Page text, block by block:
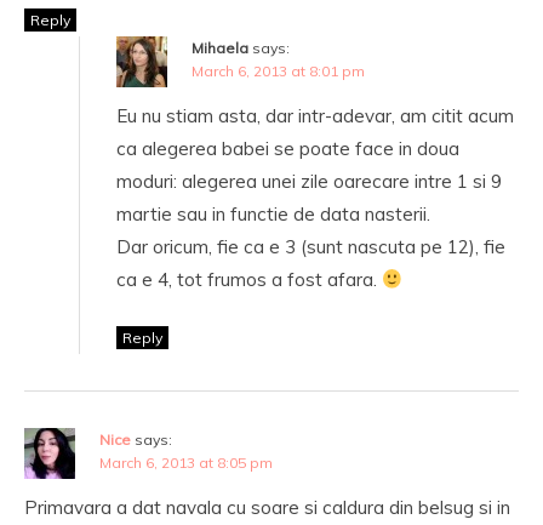
Reply
Mihaela says:
March 6, 2013 at 8:01 pm
Eu nu stiam asta, dar intr-adevar, am citit acum
ca alegerea babei se poate face in doua
moduri: alegerea unei zile oarecare intre 1 si 9
martie sau in functie de data nasterii.
Dar oricum, fie ca e 3 (sunt nascuta pe 12), fie
ca e 4, tot frumos a fost afara.
Reply
Nice says:
March 6, 2013 at 8:05 pm
Primavara a dat navala cu soare si caldura din belsug si in